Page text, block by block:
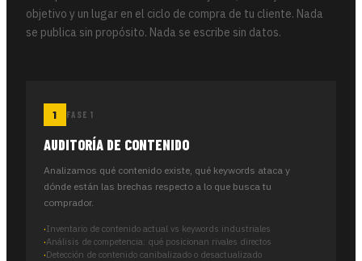
objetivo y un lugar en el ciclo de compra de tu cliente. Nada
se publica sin propósito. Nada se escribe sin datos.
FASE 1
AUDITORÍA DE CONTENIDO
Analizamos qué contenido existe, qué keywords ataca y
dónde están las brechas respecto a lo que busca tu
comprador.
Inventario de contenido actual vs keywords industriales
Análisis de competencia: qué posicionan rivales directos
Detección de contenido canibalizado o desactualizado